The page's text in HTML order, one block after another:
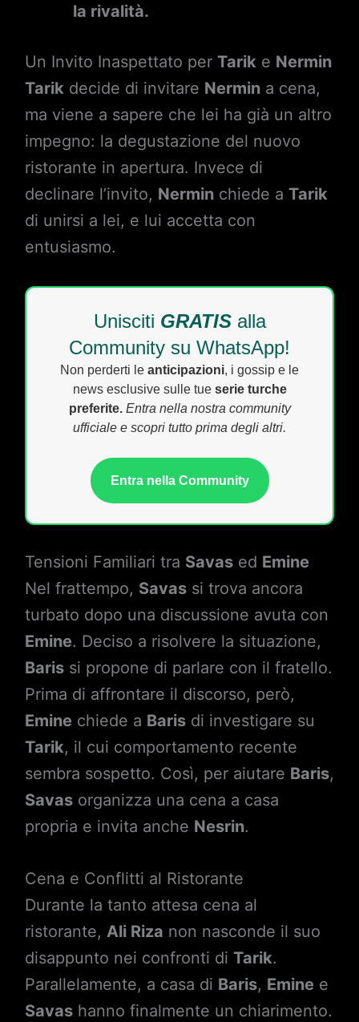
la rivalità.
Un Invito Inaspettato per Tarike Nermin
Tarikdecide di invitare Nermina cena,
ma viene a sapere che lei ha già un altro
impegno: la degustazione del nuovo
ristorante in apertura. Invece di
declinare l’invito, Nerminchiede a Tarik
di unirsi a lei, e lui accetta con
entusiasmo.
Unisciti GRATISalla
Community su WhatsApp!
Non perderti le anticipazioni, i gossip e le
news esclusive sulle tue serie turche
preferite. Entra nella nostra community
ufficiale e scopri tutto prima degli altri.
Entra nella Community
Tensioni Familiari tra Savased Emine
Nel frattempo, Savassi trova ancora
turbato dopo una discussione avuta con
Emine. Deciso a risolvere la situazione,
Barissi propone di parlare con il fratello.
Prima di affrontare il discorso, però,
Emine chiede a Barisdi investigare su
Tarik, il cui comportamento recente
sembra sospetto. Così, per aiutare Baris,
Savasorganizza una cena a casa
propria e invita anche Nesrin.
Cena e Conflitti al Ristorante
Durante la tanto attesa cena al
ristorante, Ali Riza non nasconde il suo
disappunto nei confronti di Tarik.
Parallelamente, a casa di Baris, Emine e
Savashanno finalmente un chiarimento.